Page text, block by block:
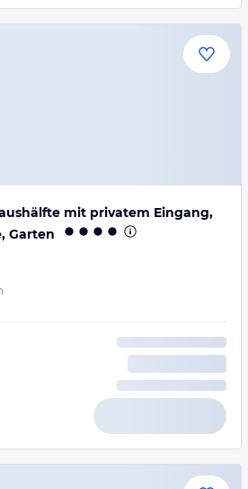
mit privatem Eingang,
Garten